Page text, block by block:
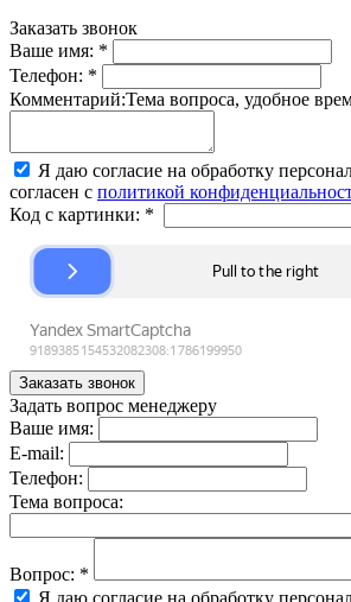
Заказать звонок
Ваше имя: *
Телефон: *
Комментарий:Тема вопроса, удобное
Я даю согласие на обработку
согласен с политикой
Код с картинки: *
Задать вопрос менеджеру
Ваше имя:
E-mail:
Телефон:
Тема вопроса:
Вопрос: *